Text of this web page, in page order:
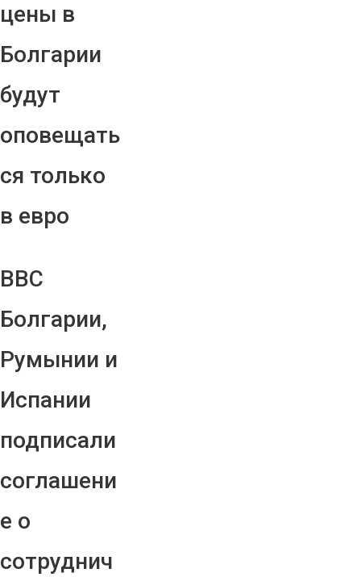
цены в
Болгарии
будут
оповещать
ся только
в евро
ВВС
Болгарии,
Румынии и
Испании
подписали
соглашени
е о
сотруднич